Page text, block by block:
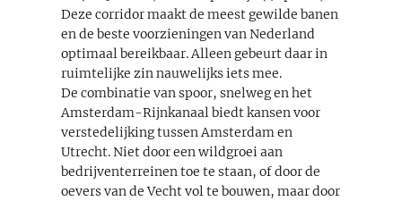
Deze corridor maakt de meest gewilde banen
en de beste voorzieningen van Nederland
optimaal bereikbaar. Alleen gebeurt daar in
ruimtelijke zin nauwelijks iets mee.
De combinatie van spoor, snelweg en het
Amsterdam-Rijnkanaal biedt kansen voor
verstedelijking tussen Amsterdam en
Utrecht. Niet door een wildgroei aan
bedrijventerreinen toe te staan, of door de
oevers van de Vecht vol te bouwen, maar door